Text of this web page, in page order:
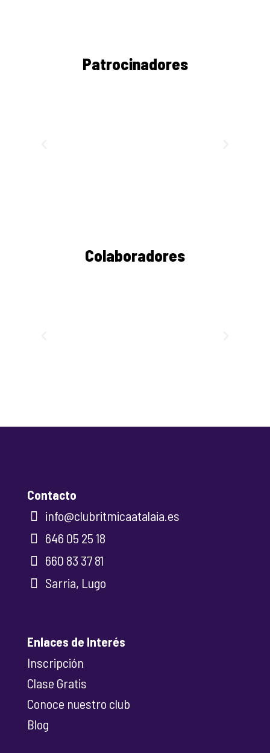
Patrocinadores
Colaboradores
Contacto
info@clubritmicaatalaia.es
646 05 25 18
660 83 37 81
Sarria, Lugo
Enlaces de Interés
Inscripción
Clase Gratis
Conoce nuestro club
Blog